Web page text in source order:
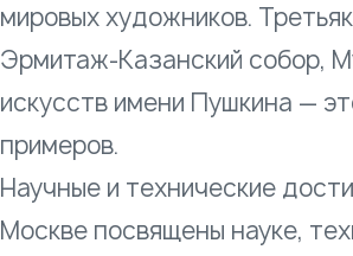
мировых художников.
Эрмитаж-Казанский собор,
искусств имени Пушкина —
примеров.
Научные и технические
Москве посвящены науке,